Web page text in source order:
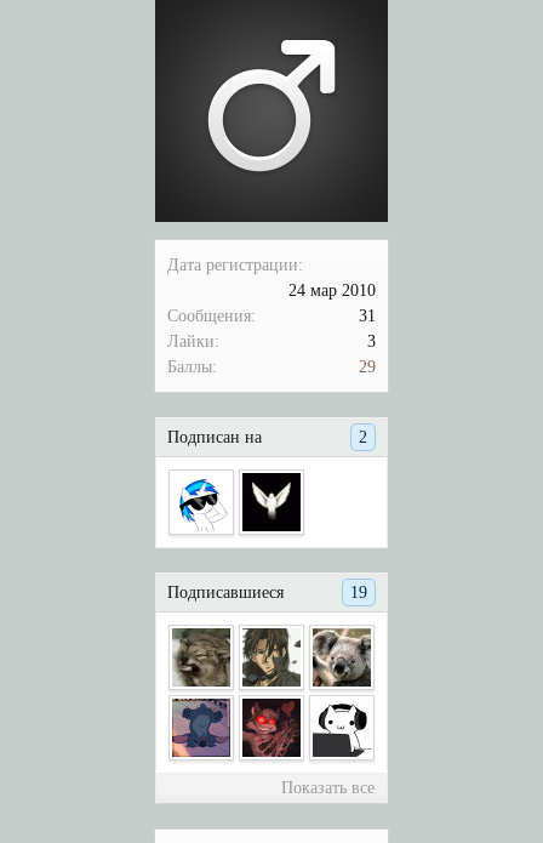
Дата регистрации:
24 мар 2010
Сообщения:
31
Лайки:
3
Баллы:
29
Подписан на 2
Подписавшиеся 19
Показать все